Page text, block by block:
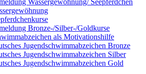
Wassergewöhnung/ Seepferdchen
Bronze-/Silber-/Goldkurse
als Motivationshilfe
Jugendschwimmabzeichen Bronze
Jugendschwimmabzeichen Silber
Jugendschwimmabzeichen Gold